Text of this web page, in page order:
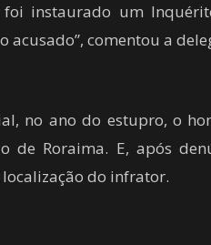
foi instaurado um
acusado”, comentou a
no ano do estupro, o
de Roraima. E, após
do infrator.